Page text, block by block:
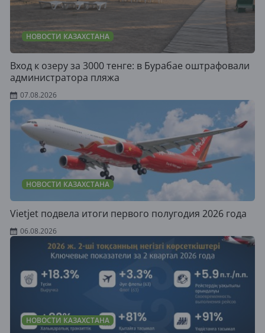
НОВОСТИ КАЗАХСТАНА
Вход к озеру за 3000 тенге: в Бурабае оштрафовали
администратора пляжа
07.08.2026
НОВОСТИ КАЗАХСТАНА
Vietjet подвела итоги первого полугодия 2026 года
06.08.2026
НОВОСТИ КАЗАХСТАНА